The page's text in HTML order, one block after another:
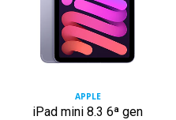
APPLE
iPad mini 8.3 6ª gen